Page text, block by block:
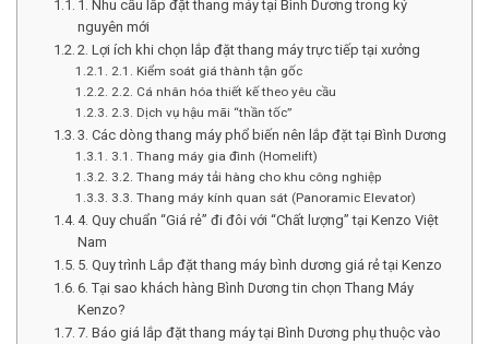
1. Nhu cầu lắp đặt thang máy tại Bình Dương trong kỷ
nguyên mới
2. Lợi ích khi chọn lắp đặt thang máy trực tiếp tại xưởng
2.1. Kiểm soát giá thành tận gốc
2.2. Cá nhân hóa thiết kế theo yêu cầu
2.3. Dịch vụ hậu mãi “thần tốc”
3. Các dòng thang máy phổ biến nên lắp đặt tại Bình Dương
3.1. Thang máy gia đình (Homelift)
3.2. Thang máy tải hàng cho khu công nghiệp
3.3. Thang máy kính quan sát (Panoramic Elevator)
4. Quy chuẩn “Giá rẻ” đi đôi với “Chất lượng” tại Kenzo Việt
Nam
5. Quy trình Lắp đặt thang máy bình dương giá rẻ tại Kenzo
6. Tại sao khách hàng Bình Dương tin chọn Thang Máy
Kenzo?
7. Báo giá lắp đặt thang máy tại Bình Dương phụ thuộc vào